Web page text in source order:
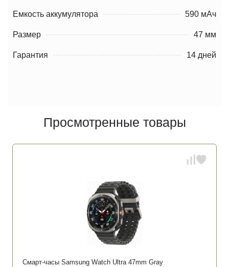
Емкость аккумулятора 590 мАч
Размер 47 мм
Гарантия 14 дней
Просмотренные товары
Смарт-часы Samsung Watch Ultra 47mm Gray